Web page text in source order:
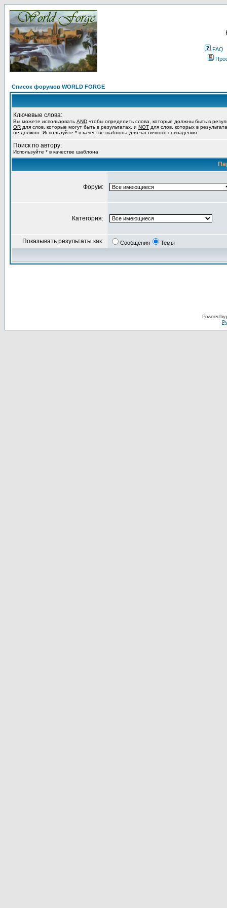
FAQ
Список форумов WORLD FORGE
Ключевые слова:
Вы можете использовать AND чтобы определить слова, которые должны быть в
OR для слов, которые могут быть в результатах, и NOT для слов, которых в
не должно. Используйте * в качестве шаблона для частичного совпадения.
Поиск по автору:
Используйте * в качестве шаблона
Форум:
Категория:
Показывать результаты как: Сообщения Темы
Powered by